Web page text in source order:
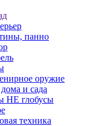
панно
оружие
и сада
НЕ глобусы
техника